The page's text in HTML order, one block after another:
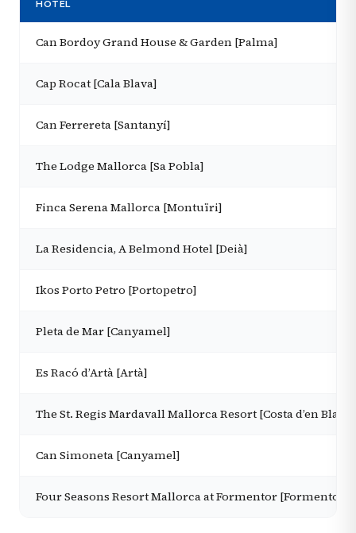
HOTEL
Can Bordoy Grand House & Garden [Palma]
Cap Rocat [Cala Blava]
Can Ferrereta [Santanyí]
The Lodge Mallorca [Sa Pobla]
Finca Serena Mallorca [Montuïri]
La Residencia, A Belmond Hotel [Deià]
Ikos Porto Petro [Portopetro]
Pleta de Mar [Canyamel]
Es Racó d’Artà [Artà]
The St. Regis Mardavall Mallorca Resort [Costa d’en
Can Simoneta [Canyamel]
Four Seasons Resort Mallorca at Formentor [Formentor]